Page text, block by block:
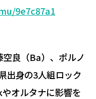
9e7c87a1
良（Ba）、ポルノ
出身の3人組ロック
オルタナに影響を